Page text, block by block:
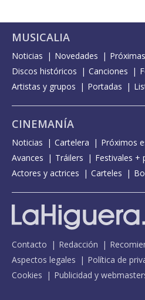
MUSICALIA
Noticias Novedades
Discos históricos
Canciones
Artistas y grupos
Portadas
CINEMANÍA
Noticias Cartelera Próximos
Avances
Tráilers
Festivales +
Actores y actrices
Carteles
Contacto Redacción
Aspectos legales
Política de
Cookies
Publicidad y